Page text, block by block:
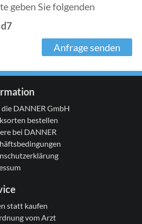
geben Sie folgenden
Anfrage senden
DANNER GmbH
bestellen
bei DANNER
statt kaufen
vom Arzt